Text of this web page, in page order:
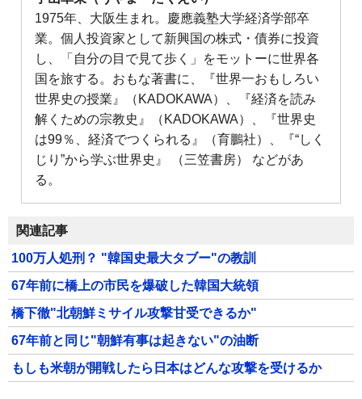
1975年、大阪生まれ。慶應義塾大学経済学部卒
業。個人投資家として新興国の株式・債券に投資
し、「自分の目で見て歩く」をモットーに世界各
国を旅する。おもな著書に、『世界一おもしろい
世界史の授業』（KADOKAWA）、『経済を読み
解くための宗教史』（KADOKAWA）、『世界史
は99％、経済でつくられる』（育鵬社）、『“しく
じり”から学ぶ世界史』 （三笠書房） などがあ
る。
関連記事
100万人処刑？ "韓国史最大タブー"の教訓
67年前に橋上の市民を爆破した韓国大統領
橋下徹"北朝鮮ミサイル攻撃甘受できるか"
67年前と同じ"朝鮮有事は起きない"の油断
もしも米朝が開戦したら日本はどんな攻撃を受けるか